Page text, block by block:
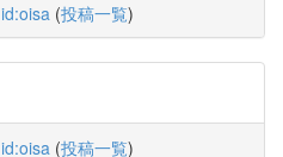
id:oisa (投稿一覧)
id:oisa (投稿一覧)